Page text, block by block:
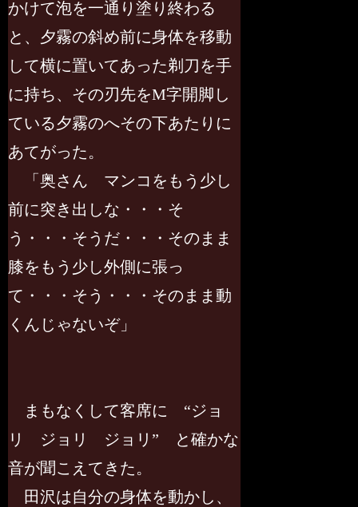
かけて泡を一通り塗り終わる
と、夕霧の斜め前に身体を移動
して横に置いてあった剃刀を手
に持ち、その刃先をM字開脚し
ている夕霧のへその下あたりに
あてがった。
「奥さん マンコをもう少し
前に突き出しな・・・そ
う・・・そうだ・・・そのまま
膝をもう少し外側に張っ
て・・・そう・・・そのまま動
くんじゃないぞ」
まもなくして客席に “ジョ
リ ジョリ ジョリ” と確かな
音が聞こえてきた。
田沢は自分の身体を動かし、